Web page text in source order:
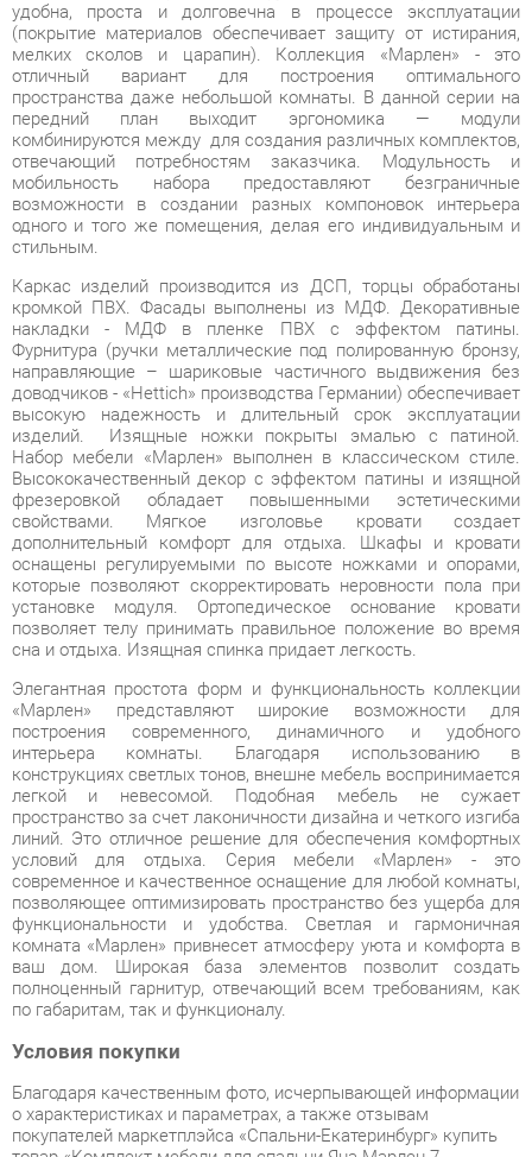
пространства даже небольшой комнаты. В данной серии на
передний план выходит эргономика — модули
комбинируются между для создания различных комплектов,
отвечающий потребностям заказчика. Модульность и
мобильность набора предоставляют безграничные
возможности в создании разных компоновок интерьера
одного и того же помещения, делая его индивидуальным и
стильным.
Каркас изделий производится из ДСП, торцы обработаны
кромкой ПВХ. Фасады выполнены из МДФ. Декоративные
накладки - МДФ в пленке ПВХ с эффектом патины.
Фурнитура (ручки металлические под полированную бронзу,
направляющие – шариковые частичного выдвижения без
доводчиков - «Hettich» производства Германии) обеспечивает
высокую надежность и длительный срок эксплуатации
изделий. Изящные ножки покрыты эмалью с патиной.
Набор мебели «Марлен» выполнен в классическом стиле.
Высококачественный декор с эффектом патины и изящной
фрезеровкой обладает повышенными эстетическими
свойствами. Мягкое изголовье кровати создает
дополнительный комфорт для отдыха. Шкафы и кровати
оснащены регулируемыми по высоте ножками и опорами,
которые позволяют скорректировать неровности пола при
установке модуля. Ортопедическое основание кровати
позволяет телу принимать правильное положение во время
сна и отдыха. Изящная спинка придает легкость.
Элегантная простота форм и функциональность коллекции
«Марлен» представляют широкие возможности для
построения современного, динамичного и удобного
интерьера комнаты. Благодаря использованию в
конструкциях светлых тонов, внешне мебель воспринимается
легкой и невесомой. Подобная мебель не сужает
пространство за счет лаконичности дизайна и четкого изгиба
линий. Это отличное решение для обеспечения комфортных
условий для отдыха. Серия мебели «Марлен» - это
современное и качественное оснащение для любой комнаты,
позволяющее оптимизировать пространство без ущерба для
функциональности и удобства. Светлая и гармоничная
комната «Марлен» привнесет атмосферу уюта и комфорта в
ваш дом. Широкая база элементов позволит создать
полноценный гарнитур, отвечающий всем требованиям, как
по габаритам, так и функционалу.
Условия покупки
Благодаря качественным фото, исчерпывающей информации
о характеристиках и параметрах, а также отзывам
покупателей маркетплэйса «Спальни-Екатеринбург» купить
Кремовый белый Патина» категории Готовые комплекты
скидкой и гарантией от производителя не составит труда.
Мы отправляем заказы в доставку ежедневно. Товары из
ассортимента в наличии на складе в Екатеринбурге вы